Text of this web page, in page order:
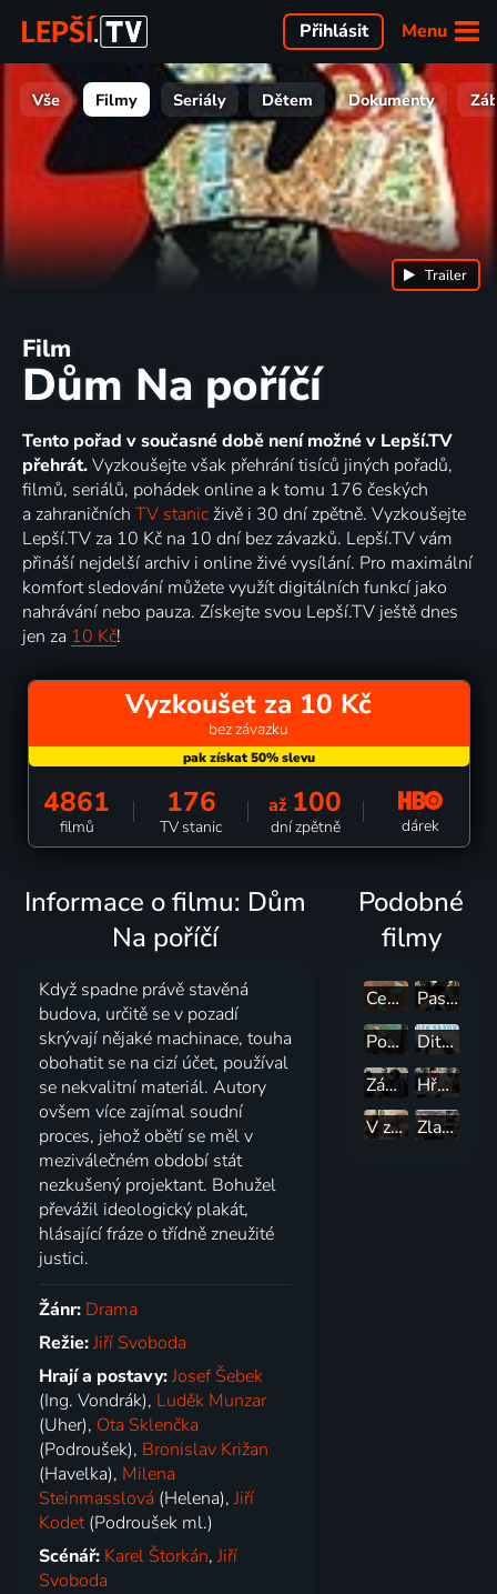
Menu
Přihlásit
Vše Filmy Seriály Dětem Dokumenty
Film
Dům Na poříčí
Trailer
Tento pořad v současné době není možné v Lepší.TV
přehrát.Vyzkoušejte však přehrání tisíců jiných pořadů,
filmů, seriálů, pohádek online a k tomu 176 českých
a zahraničních TV stanic živě i 30 dní zpětně. Vyzkoušejte
Lepší.TV za 10 Kč na 10 dní bez závazků. Lepší.TV vám
přináší nejdelší archiv i online živé vysílání. Pro maximální
komfort sledování můžete využít digitálních funkcí jako
nahrávání nebo pauza. Získejte svou Lepší.TV ještě dnes
jen za 10 Kč!
Vyzkoušet za 10 Kč
bez závazku
4861
filmů
176
TV stanic
až 100
dní zpětně dárek
Informace o filmu: Dům
Na poříčí
Když spadne právě stavěná
budova, určitě se v pozadí
skrývají nějaké machinace, touha
obohatit se na cizí účet, používal
se nekvalitní materiál. Autory
ovšem více zajímal soudní
proces, jehož obětí se měl v
meziválečném období stát
nezkušený projektant. Bohužel
převážil ideologický plakát,
hlásající fráze o třídně zneužité
justici.
Žánr: Drama
Režie:Jiří Svoboda
Hrají a postavy:Josef Šebek
(Ing. Vondrák), Luděk Munzar
(Uher), Ota Sklenčka
(Podroušek), Bronislav Križan
(Havelka), Milena
Steinmasslová (Helena),Jiří
Kodet(Podroušek ml.)
Scénář: Karel Štorkán,Jiří
Svoboda
Podobné
filmy
Cena medu
Pasáček z doliny
Postav dom, zasaď strom
Dita Saxová
Zámek Nekonečno
Hřbitov pro cizince
V zámku a podzámčí
Zlatí úhoři